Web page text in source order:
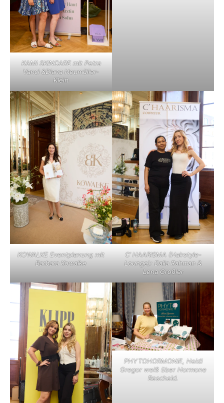
KAMI SKINCARE mit Petra
Vancl &Diana Neumüller-
Klein
KOWALKE Eventplanung mit
Barbara Kowalke
C’ HAARISMA (Hairstyle-
Lounge): Dalia Rahman &
Lena Großler
PHYTOHORMONIE, Heidi
Gregor weiß über Hormone
Bescheid.